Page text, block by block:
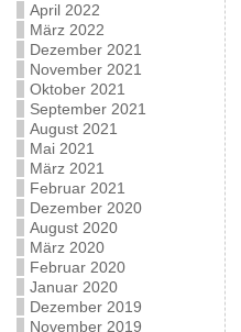
April 2022
März 2022
Dezember 2021
November 2021
Oktober 2021
September 2021
August 2021
Mai 2021
März 2021
Februar 2021
Dezember 2020
August 2020
März 2020
Februar 2020
Januar 2020
Dezember 2019
November 2019